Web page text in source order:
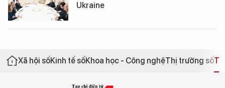
Ukraine
Xã hội sốKinh tế sốKhoa học - Công nghệThị trường số